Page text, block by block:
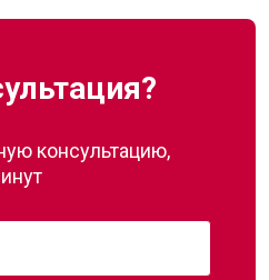
консультацию,